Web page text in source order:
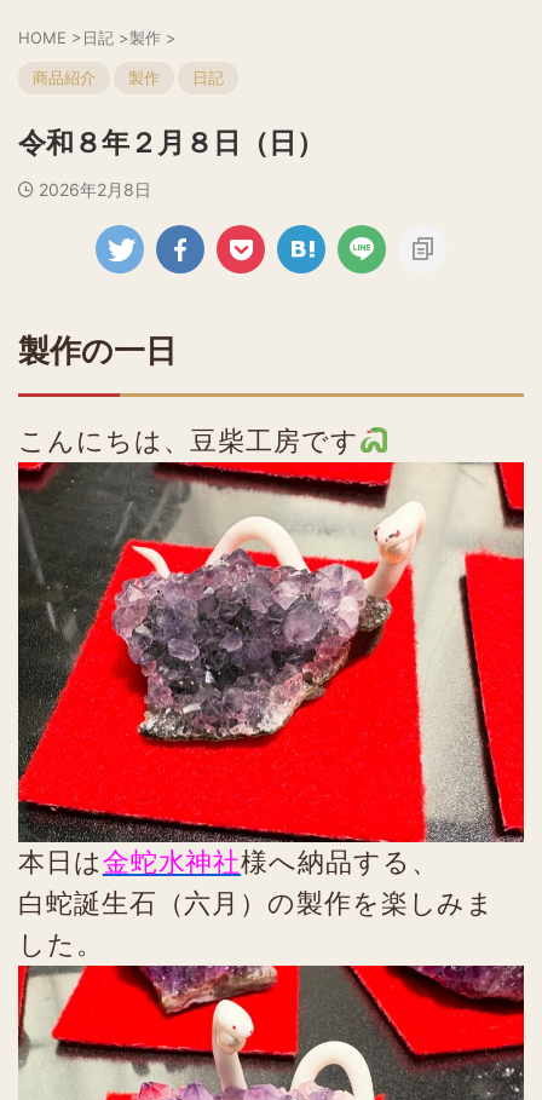
HOME >日記 >製作 >
商品紹介 製作 日記
令和８年２月８日（日）
2026年2月8日
製作の一日
こんにちは、豆柴工房です
本日は金蛇水神社様へ納品する、
白蛇誕生石（六月）の製作を楽しみま
した。